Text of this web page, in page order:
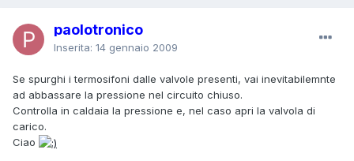
paolotronico
Inserita: 14 gennaio 2009
Se spurghi i termosifoni dalle valvole presenti, vai inevitabilemnte
ad abbassare la pressione nel circuito chiuso.
Controlla in caldaia la pressione e, nel caso apri la valvola di
carico.
Ciao